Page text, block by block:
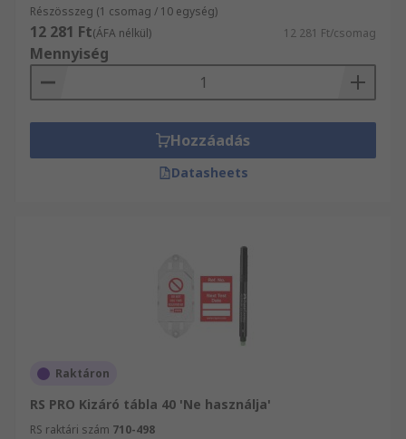
Részösszeg (1 csomag / 10 egység)
12 281 Ft(ÁFA nélkül) 12 281 Ft/csomag
Mennyiség
Hozzáadás
Datasheets
Raktáron
RS PRO Kizáró tábla 40 'Ne használja'
RS raktári szám 710-498